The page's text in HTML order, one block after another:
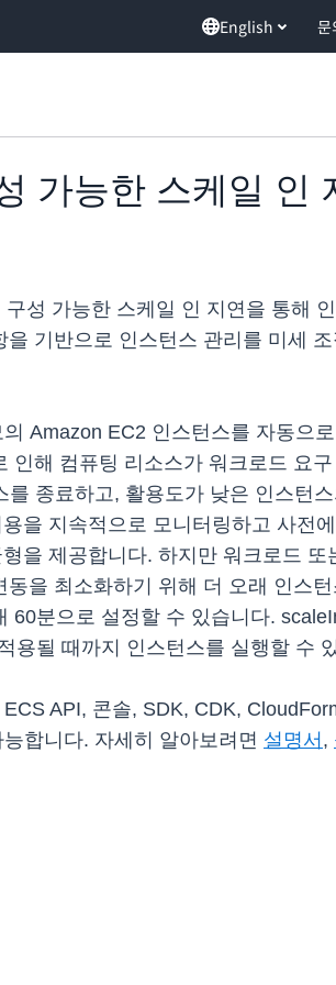
English 문
가능한 스케일 인
성 가능한 스케일 인 지연을 통해
기반으로 인스턴스 관리를 미세
Amazon EC2 인스턴스를 자동으
해 컴퓨팅 리소스가 워크로드 요
종료하고, 활용도가 낮은 인스턴
을 지속적으로 모니터링하고 사전
을 제공합니다. 하지만 워크로드
을 최소화하기 위해 더 오래 인스
분으로 설정할 수 있습니다.
용될 때까지 인스턴스를 실행할 수
API, 콘솔, SDK, CDK,
합니다. 자세히 알아보려면 설명서 ,